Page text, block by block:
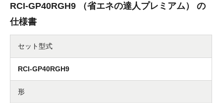
RCI-GP40RGH9 （省エネの達人プレミアム） の
仕様書
セット型式
RCI-GP40RGH9
形